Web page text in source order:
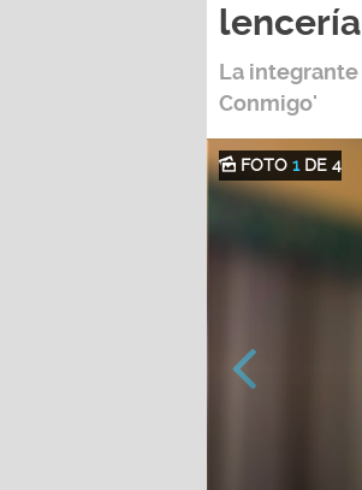
La
Conmigo'
FOTO 1DE 4